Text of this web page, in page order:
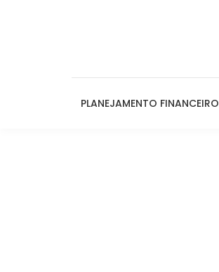
PLANEJAMENTO FINANCEIRO